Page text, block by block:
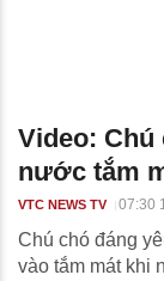
Video: Chú
nước tắm
VTC NEWS TV 07:30
Chú chó đáng
vào tắm mát khi